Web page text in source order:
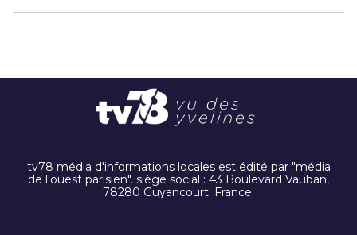
tv78 média d'informations locales est édité par "média
de l'ouest parisien". siège social : 43 Boulevard Vauban,
78280 Guyancourt. France.